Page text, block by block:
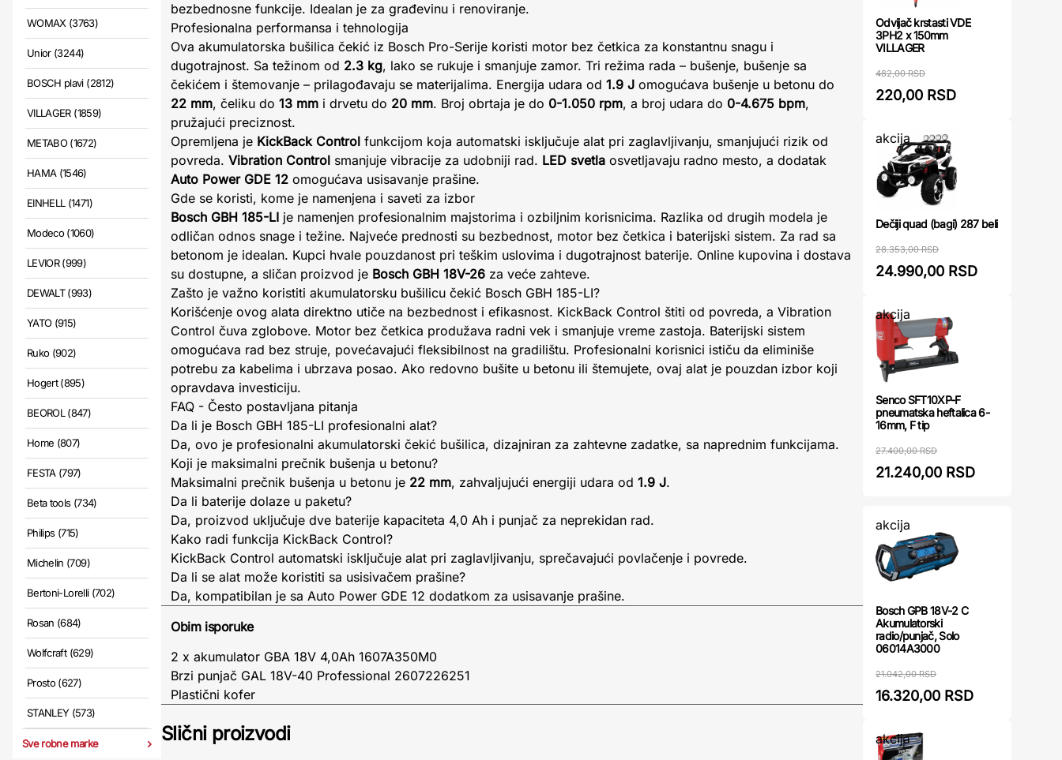
WOMAX (3763)
Unior (3244)
BOSCH plavi (2812)
VILLAGER (1859)
METABO (1672)
HAMA (1546)
EINHELL (1471)
Modeco (1060)
LEVIOR (999)
DEWALT (993)
YATO (915)
Ruko (902)
Hogert (895)
BEOROL (847)
Home (807)
FESTA (797)
Beta tools (734)
Philips (715)
Michelin (709)
Bertoni-Lorelli (702)
Rosan (684)
Wolfcraft (629)
Prosto (627)
STANLEY (573)
Sve robne marke
bezbednosne funkcije. Idealan je za građevinu i renoviranje.
Profesionalna performansa i tehnologija
Ova akumulatorska bušilica čekić iz Bosch Pro-Serije koristi motor bez četkica za konstantnu snagu i
dugotrajnost. Sa težinom od 2.3 kg, lako se rukuje i smanjuje zamor. Tri režima rada – bušenje, bušenje sa
čekićem i štemovanje – prilagođavaju se materijalima. Energija udara od 1.9 J omogućava bušenje u betonu do
22 mm, čeliku do 13 mm i drvetu do 20 mm. Broj obrtaja je do 0-1.050 rpm, a broj udara do 0-4.675 bpm,
pružajući preciznost.
Opremljena je KickBack Control funkcijom koja automatski isključuje alat pri zaglavljivanju, smanjujući rizik od
povreda. Vibration Control smanjuje vibracije za udobniji rad. LED svetla osvetljavaju radno mesto, a dodatak
Auto Power GDE 12 omogućava usisavanje prašine.
Gde se koristi, kome je namenjena i saveti za izbor
Bosch GBH 185-LI je namenjen profesionalnim majstorima i ozbiljnim korisnicima. Razlika od drugih modela je
odličan odnos snage i težine. Najveće prednosti su bezbednost, motor bez četkica i baterijski sistem. Za rad sa
betonom je idealan. Kupci hvale pouzdanost pri teškim uslovima i dugotrajnost baterije. Online kupovina i dostava
su dostupne, a sličan proizvod je Bosch GBH 18V-26 za veće zahteve.
Zašto je važno koristiti akumulatorsku bušilicu čekić Bosch GBH 185-LI?
Korišćenje ovog alata direktno utiče na bezbednost i efikasnost. KickBack Control štiti od povreda, a Vibration
Control čuva zglobove. Motor bez četkica produžava radni vek i smanjuje vreme zastoja. Baterijski sistem
omogućava rad bez struje, povećavajući fleksibilnost na gradilištu. Profesionalni korisnici ističu da eliminiše
potrebu za kabelima i ubrzava posao. Ako redovno bušite u betonu ili štemujete, ovaj alat je pouzdan izbor koji
opravdava investiciju.
FAQ - Često postavljana pitanja
Da li je Bosch GBH 185-LI profesionalni alat?
Da, ovo je profesionalni akumulatorski čekić bušilica, dizajniran za zahtevne zadatke, sa naprednim funkcijama.
Koji je maksimalni prečnik bušenja u betonu?
Maksimalni prečnik bušenja u betonu je 22 mm, zahvaljujući energiji udara od 1.9 J.
Da li baterije dolaze u paketu?
Da, proizvod uključuje dve baterije kapaciteta 4,0 Ah i punjač za neprekidan rad.
Kako radi funkcija KickBack Control?
KickBack Control automatski isključuje alat pri zaglavljivanju, sprečavajući povlačenje i povrede.
Da li se alat može koristiti sa usisivačem prašine?
Da, kompatibilan je sa Auto Power GDE 12 dodatkom za usisavanje prašine.
Obim isporuke
2 x akumulator GBA 18V 4,0Ah 1607A350M0
Brzi punjač GAL 18V-40 Professional 2607226251
Plastični kofer
Slični proizvodi
Odvijač krstasti VDE
3PH2 x 150mm
VILLAGER
482,00 RSD
220,00 RSD
akcija
Dečiji quad (bagi) 287 beli
28.353,00 RSD
24.990,00 RSD
akcija
Senco SFT10XP-F
pneumatska heftalica 6-
16mm, F tip
27.400,00 RSD
21.240,00 RSD
akcija
Bosch GPB 18V-2 C
Akumulatorski
radio/punjač, Solo
06014A3000
21.042,00 RSD
16.320,00 RSD
akcija